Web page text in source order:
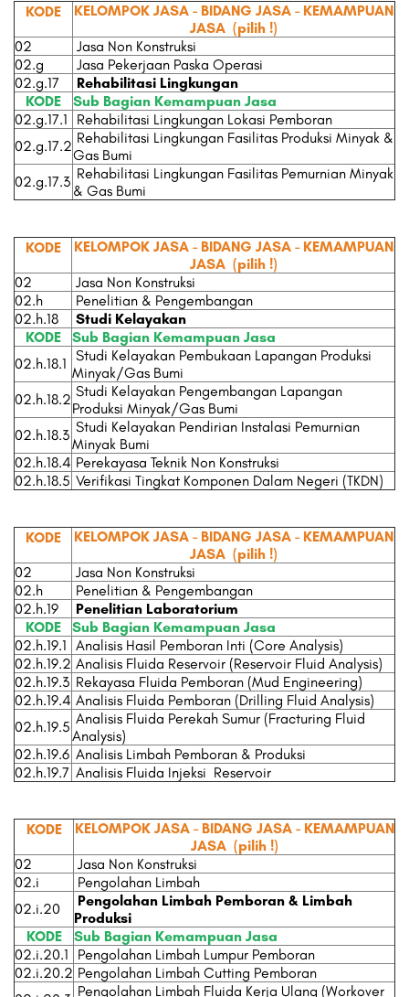
KODE
KELOMPOK JASA - BIDANG JASA - KEMAMPUAN
JASA (pilih !)
02
Jasa Non Konstruksi
02.g
Jasa Pekerjaan Paska Operasi
02.g.17
Rehabilitasi Lingkungan
KODE
Sub Bagian Kemampuan Jasa
02.g.17.1
Rehabilitasi Lingkungan Lokasi Pemboran
02.g.17.2 Rehabilitasi Lingkungan Fasilitas Produksi Minyak &
Gas Bumi
02.g.17.3 Rehabilitasi Lingkungan Fasilitas Pemurnian Minyak
& Gas Bumi
KODE
KELOMPOK JASA - BIDANG JASA - KEMAMPUAN
JASA (pilih !)
02
Jasa Non Konstruksi
02.h
Penelitian & Pengembangan
02.h.18
Studi Kelayakan
KODE
Sub Bagian Kemampuan Jasa
02.h.18.1 Studi Kelayakan Pembukaan Lapangan Produksi
Minyak/Gas Bumi
02.h.18.2 Studi Kelayakan Pengembangan Lapangan
Produksi Minyak/Gas Bumi
02.h.18.3 Studi Kelayakan Pendirian Instalasi Pemurnian
Minyak Bumi
02.h.18.4 Perekayasa Teknik Non Konstruksi
02.h.18.5 Verifikasi Tingkat Komponen Dalam Negeri (TKDN)
KODE
KELOMPOK JASA - BIDANG JASA - KEMAMPUAN
JASA (pilih !)
02
Jasa Non Konstruksi
02.h
Penelitian & Pengembangan
02.h.19
Penelitian Laboratorium
KODE
Sub Bagian Kemampuan Jasa
02.h.19.1 Analisis Hasil Pemboran Inti (Core Analysis)
02.h.19.2 Analisis Fluida Reservoir (Reservoir Fluid Analysis)
02.h.19.3 Rekayasa Fluida Pemboran (Mud Engineering)
02.h.19.4 Analisis Fluida Pemboran (Drilling Fluid Analysis)
02.h.19.5 Analisis Fluida Perekah Sumur (Fracturing Fluid
Analysis)
02.h.19.6 Analisis Limbah Pemboran & Produksi
02.h.19.7 Analisis Fluida Injeksi Reservoir
KODE
KELOMPOK JASA - BIDANG JASA - KEMAMPUAN
JASA (pilih !)
02
Jasa Non Konstruksi
02.i
Pengolahan Limbah
02.i.20
Pengolahan Limbah Pemboran & Limbah
Produksi
KODE
Sub Bagian Kemampuan Jasa
02.i.20.1
Pengolahan Limbah Lumpur Pemboran
02.i.20.2 Pengolahan Limbah Cutting Pemboran
Pengolahan Limbah Fluida Kerja Ulang (Workover